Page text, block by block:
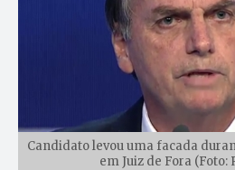
Candidato levou uma facada
em Juiz de Fora (Foto: